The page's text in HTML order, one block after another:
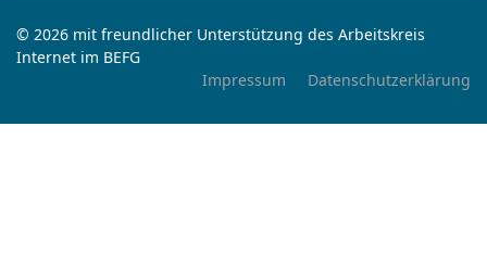
© 2026 mit freundlicher Unterstützung des Arbeitskreis
Internet im BEFG
Impressum
Datenschutzerklärung